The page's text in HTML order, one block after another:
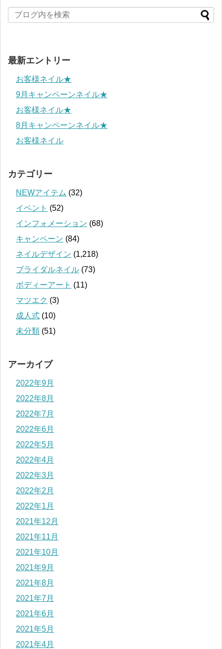
最新エントリー
お客様ネイル★
9月キャンペーンネイル★
お客様ネイル★
8月キャンペーンネイル★
お客様ネイル
カテゴリー
NEWアイテム (32)
イベント (52)
インフォメーション (68)
キャンペーン (84)
ネイルデザイン (1,218)
ブライダルネイル (73)
ボディーアート (11)
マツエク (3)
成人式 (10)
未分類 (51)
アーカイブ
2022年9月
2022年8月
2022年7月
2022年6月
2022年5月
2022年4月
2022年3月
2022年2月
2022年1月
2021年12月
2021年11月
2021年10月
2021年9月
2021年8月
2021年7月
2021年6月
2021年5月
2021年4月